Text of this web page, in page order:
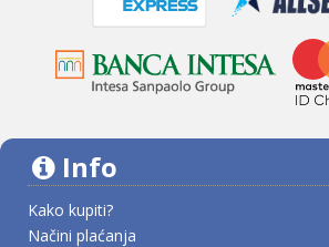
Info
Kako kupiti?
Načini plaćanja